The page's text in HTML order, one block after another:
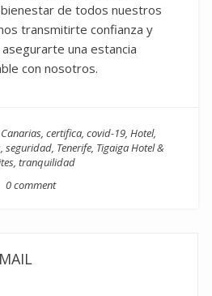
de todos nuestros
transmitirte confianza y
una estancia
con nosotros.
Canarias, certifica, covid-19, Hotel,
, seguridad, Tenerife, Tigaiga Hotel &
, tranquilidad
0 comment